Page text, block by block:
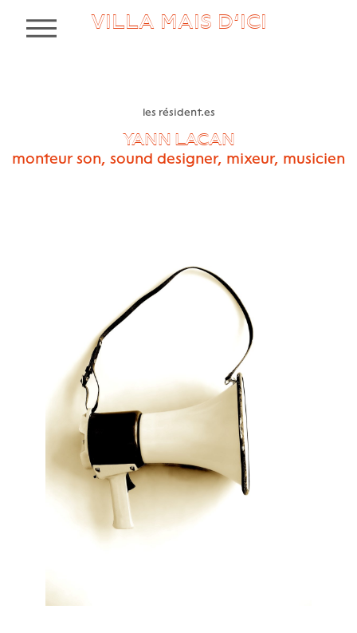
VILLA MAIS D’ICI
MENU
les résident.es
YANN LACAN
monteur son, sound designer, mixeur, musicien